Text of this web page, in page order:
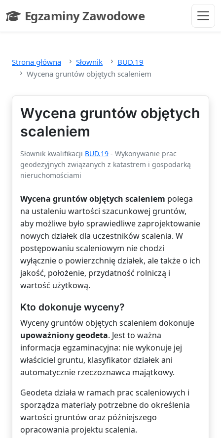
Egzaminy Zawodowe
- strona główna
Strona główna Słownik
BUD.19
Wycena gruntów objętych scaleniem
Wycena gruntów objętych
scaleniem
Słownik kwalifikacji BUD.19 - Wykonywanie prac
geodezyjnych związanych z katastrem i gospodarką
nieruchomościami
Wycena gruntów objętych scaleniem polega
na ustaleniu wartości szacunkowej gruntów,
aby możliwe było sprawiedliwe zaprojektowanie
nowych działek dla uczestników scalenia. W
postępowaniu scaleniowym nie chodzi
wyłącznie o powierzchnię działek, ale także o ich
jakość, położenie, przydatność rolniczą i
wartość użytkową.
Kto dokonuje wyceny?
Wyceny gruntów objętych scaleniem dokonuje
upoważniony geodeta. Jest to ważna
informacja egzaminacyjna: nie wykonuje jej
właściciel gruntu, klasyfikator działek ani
automatycznie rzeczoznawca majątkowy.
Geodeta działa w ramach prac scaleniowych i
sporządza materiały potrzebne do określenia
wartości gruntów oraz późniejszego
opracowania projektu scalenia.